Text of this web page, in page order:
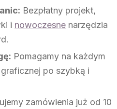
Bezpłatny projekt,
i nowoczesne narzędzia
Pomagamy na każdym
po szybką i
zamówienia już od 10